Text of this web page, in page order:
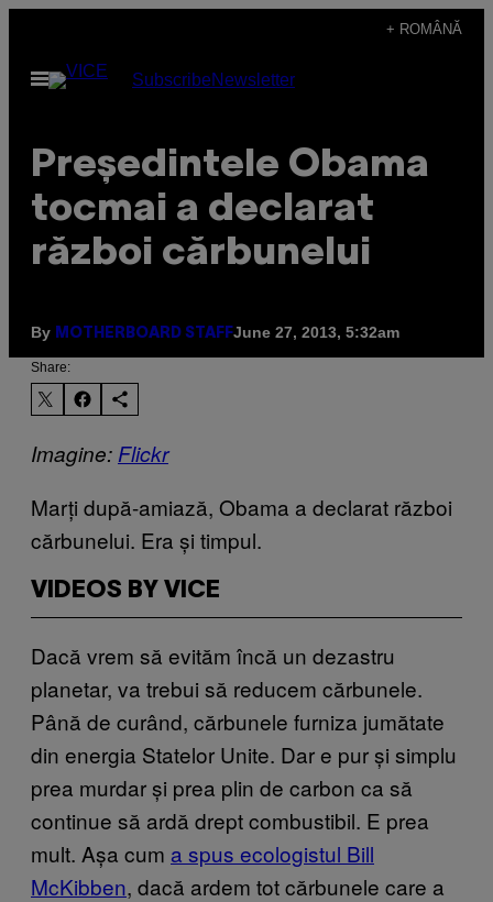
content
+ ROMÂNĂ
Open
Menu
SubscribeNewsletter
Președintele Obama
tocmai a declarat
război cărbunelui
By MOTHERBOARD STAFFJune 27, 2013, 5:32am
Share:
Imagine: Flickr
Marți după-amiază, Obama a declarat război
cărbunelui. Era și timpul.
VIDEOS BY VICE
Dacă vrem să evităm încă un dezastru
planetar, va trebui să reducem cărbunele.
Până de curând, cărbunele furniza jumătate
din energia Statelor Unite. Dar e pur și simplu
prea murdar și prea plin de carbon ca să
continue să ardă drept combustibil. E prea
mult. Așa cum a spus ecologistul Bill
McKibben, dacă ardem tot cărbunele care a